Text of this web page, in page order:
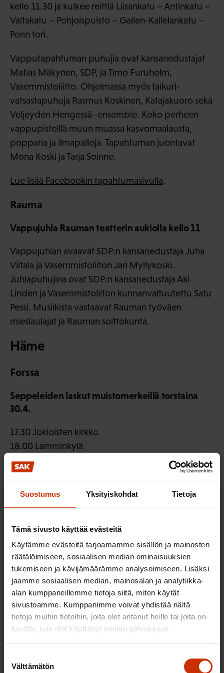
Suostumus Yksityiskohdat Tietoja
Tämä sivusto käyttää evästeitä
Käytämme evästeitä tarjoamamme sisällön ja mainosten
räätälöimiseen, sosiaalisen median ominaisuuksien
tukemiseen ja kävijämäärämme analysoimiseen. Lisäksi
jaamme sosiaalisen median, mainosalan ja analytiikka-
alan kumppaneillemme tietoja siitä, miten käytät
sivustoamme. Kumppanimme voivat yhdistää näitä
tietoja muihin tietoihin, joita olet antanut heille tai joita on
kerätty, kun olet käyttänyt heidän palvelujaan.
valinta
Välttämätön
kello 11.30 ja kulkee reittiä Liisankatu – Antinkatu –
Valtakatu – Pohjoispuisto – Gallen-Kallelankatu –
Porin tori.
Vapputapahtuman puhujia ovat kansanedustajat
Matias Mäkynen, SDP, ja Timo Furuholm,
Vasemmistoliitto. Ohjelmassa myös taikuri-
vatsastapuhuja Rasmus Koskinen, Katajakuoro sekä
Veljeyden Hengessä -ensemble. Koko perheen
vappupisteillä muun muassa kasvomaalausta,
popparia ja ilmapalloja. Tapahtuman juontavat
Mona Koski ja Tarja Soinne.
Lue lisää Facebookin tapahtumasivulla.
Rauma
Vappujuhla Rauman teatterin aukiolla kello 11
Vappujuhlan avaavat SDP:n kansanedustaja Juha
Viitala ja Vasemmistoliiton Jari Myllykoski.
Juhlapuhujina ovat SDP:n kansanedustaja Aki
Linden ja Vasemmistoliiton kunnanvaltuutettu Satu
Pessi. Musiikista vastaavat Rauman työväen
mieslaulajat ja Rauman soittokunta.
Häme
Forssa
Seppeleiden laskut muistomerkeillä torstaina
30.4.
17.30 Jokioisten kirkko
18.00 Lamminkylä
18.30 Korko-oja
Vappujuhla Forssan torilla perjantaina 1.5.
Vappujuhlan avaa SAK:n Forssan seudun
juhlapuheen pitää Suomen Elintarviketyöläisten
Liiton SEL:n liittovaltuuston 2. varapuheenjohtaja
Karol Kula. Musiikista vastaa Akustinen rock & blues
-bändi Breeze.
12.30 Vappumarssin järjestäytyminen
kaupungintalon pihalla
13.00 Marssi lähtee liikkeelle, kulkua tahdittaa